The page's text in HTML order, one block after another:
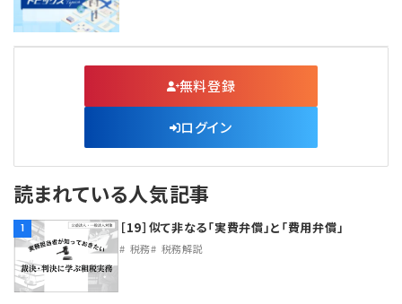
無料登録
ログイン
読まれている人気記事
1 ［19］似て非なる「実費弁償」と「費用弁償」
税務 税務解説